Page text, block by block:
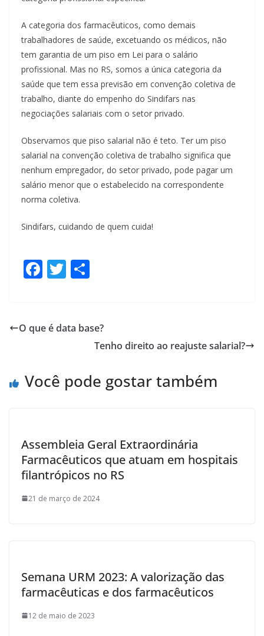
A categoria dos farmacêuticos, como demais
trabalhadores de saúde, excetuando os médicos, não
tem garantia de um piso em Lei para o salário
profissional. Mas no RS, somos a única categoria da
saúde que tem essa previsão em convenção coletiva de
trabalho, diante do empenho do Sindifars nas
negociações salariais com o setor privado.
Observamos que piso salarial não é teto. Ter um piso
salarial na convenção coletiva de trabalho significa que
nenhum empregador, do setor privado, pode pagar um
salário menor que o estabelecido na correspondente
norma coletiva.
Sindifars, cuidando de quem cuida!
F
b
k
T
er e
O que é data base?
Tenho direito ao reajuste salarial?
Você pode gostar também
Assembleia Geral Extraordinária
Farmacêuticos que atuam em hospitais
filantrópicos no RS
21 de março de 2024
Semana URM 2023: A valorização das
farmacêuticas e dos farmacêuticos
12 de maio de 2023